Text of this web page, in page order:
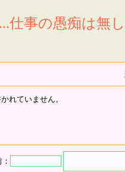
仕事の愚痴は無
れていません。